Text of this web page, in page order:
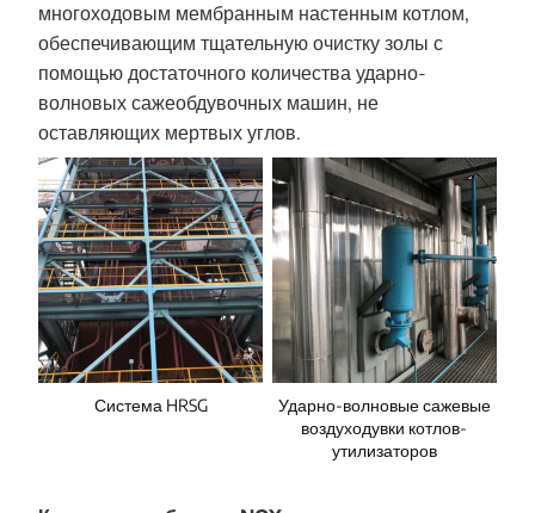
многоходовым мембранным настенным котлом,
обеспечивающим тщательную очистку золы с
помощью достаточного количества ударно-
волновых сажеобдувочных машин, не
оставляющих мертвых углов.
Система HRSG
Ударно-волновые сажевые
воздуходувки котлов-
утилизаторов